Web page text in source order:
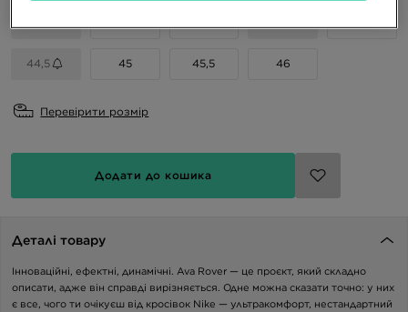
44,5 45 45,5 46
Перевірити розмір
Додати до кошика
Деталі товару
Інноваційні, ефектні, динамічні. Ava Rover — це проєкт, який складно
описати, адже він справді вирізняється. Одне можна сказати точно: у них
є все, чого ти очікуєш від кросівок Nike — ультракомфорт, нестандартний